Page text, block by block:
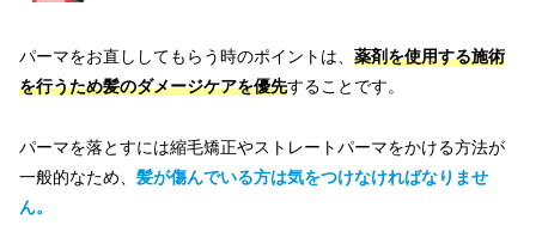
パーマをお直ししてもらう時のポイントは、 薬剤を使用する施術
を行うため髪のダメージケアを優先することです。
パーマを落とすには縮毛矯正やストレートパーマをかける方法が
一般的なため、 髪が傷んでいる方は気をつけなければなりませ
ん。